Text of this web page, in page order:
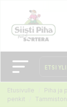
Etusivulle Piha ja
penkit